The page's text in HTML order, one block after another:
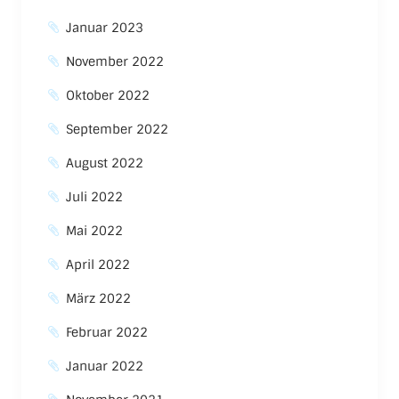
Januar 2023
November 2022
Oktober 2022
September 2022
August 2022
Juli 2022
Mai 2022
April 2022
März 2022
Februar 2022
Januar 2022